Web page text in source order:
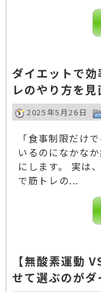
ダイエットで
レのやり方を
2025年5月26日
「食事制限だけ
いるのになかな
にします。 実は
で筋トレの...
【無酸素運動
せて選ぶのが